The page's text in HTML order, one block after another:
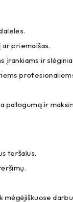
priemaišas.
įrankiams ir
patogumą ir
teršalus.
mėgėjiškuose